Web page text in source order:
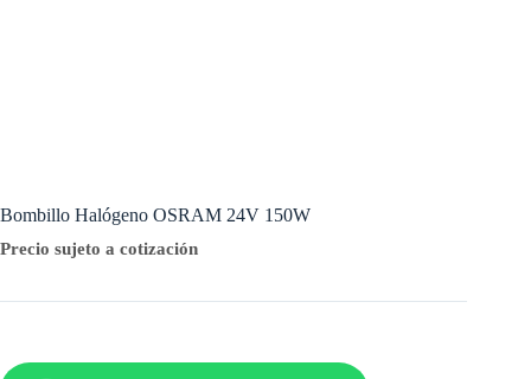
Bombillo Halógeno OSRAM 24V 150W
Precio sujeto a cotización